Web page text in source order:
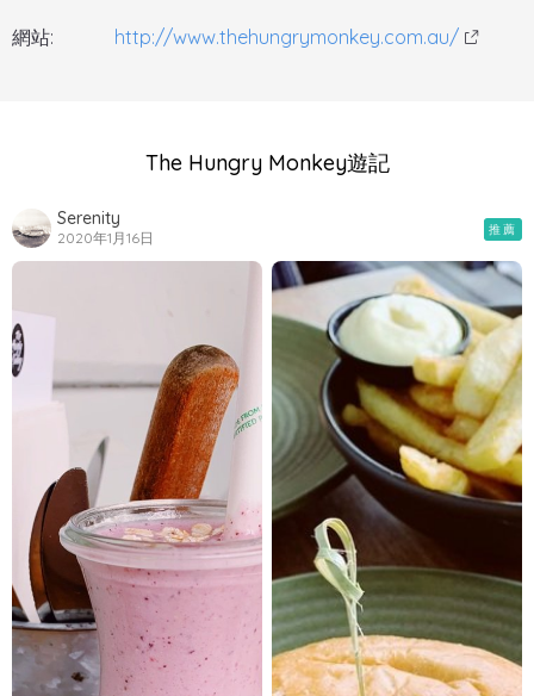
網站: http://www.thehungrymonkey.com.au/
The Hungry Monkey遊記
Serenity
2020年1月16日 推薦